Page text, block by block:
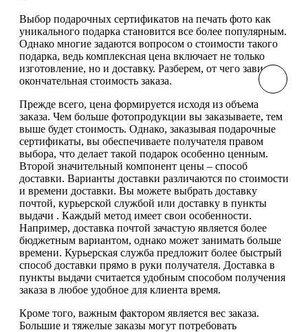
Выбор подарочных сертификатов на печать фото как
уникального подарка становится все более популярным.
Однако многие задаются вопросом о стоимости такого
подарка, ведь комплексная цена включает не только
изготовление, но и доставку. Разберем, от чего зависит
окончательная стоимость заказа.
Прежде всего, цена формируется исходя из объема
заказа. Чем больше фотопродукции вы заказываете, тем
выше будет стоимость. Однако, заказывая подарочные
сертификаты, вы обеспечиваете получателя правом
выбора, что делает такой подарок особенно ценным.
Второй значительный компонент цены – способ
доставки. Варианты доставки различаются по стоимости
и времени доставки. Вы можете выбрать доставку
почтой, курьерской службой или доставку в пункты
выдачи . Каждый метод имеет свои особенности.
Например, доставка почтой зачастую является более
бюджетным вариантом, однако может занимать больше
времени. Курьерская служба предложит более быстрый
способ доставки прямо в руки получателя. Доставка в
пункты выдачи считается удобным способом получения
заказа в любое удобное для клиента время.
Кроме того, важным фактором является вес заказа.
Большие и тяжелые заказы могут потребовать